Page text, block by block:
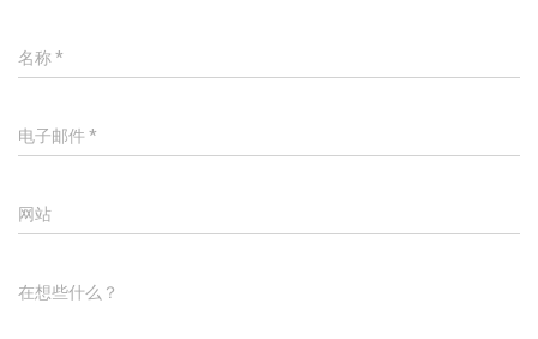
名称*
电子邮件 *
网站
在想些什么？